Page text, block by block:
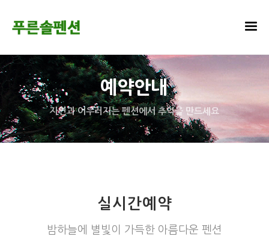
예약안내
자연과 어우러지는 펜션에서 추억을 만드세요
실시간예약
밤하늘에 별빛이 가득한 아름다운 펜션